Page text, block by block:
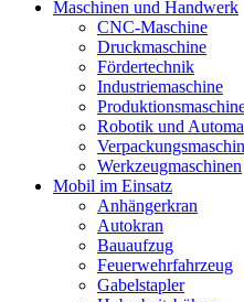
Maschinen und Handwerk
CNC-Maschine
Druckmaschine
Fördertechnik
Industriemaschine
Robotik und
Werkzeugmaschinen
Mobil im Einsatz
Anhängerkran
Autokran
Bauaufzug
Feuerwehrfahrzeug
Gabelstapler